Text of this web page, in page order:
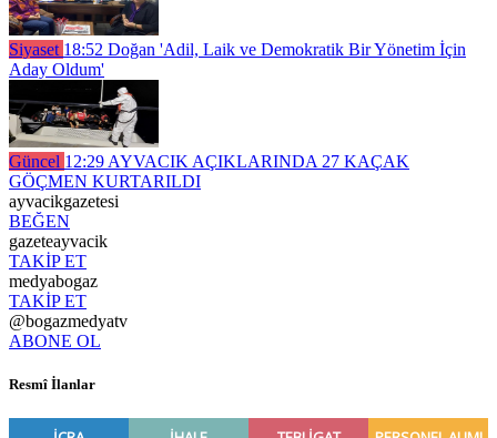
Siyaset 18:52 Doğan 'Adil, Laik ve Demokratik Bir Yönetim İçin
Aday Oldum'
Güncel 12:29 AYVACIK AÇIKLARINDA 27 KAÇAK
GÖÇMEN KURTARILDI
ayvacikgazetesi
BEĞEN
gazeteayvacik
TAKİP ET
medyabogaz
TAKİP ET
@bogazmedyatv
ABONE OL
Resmî İlanlar